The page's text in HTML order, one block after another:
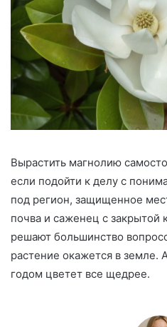
Вырастить магнолию
если подойти к делу с
под регион, защищенное
почва и саженец с закрытой
решают большинство
растение окажется в
годом цветет все щедрее.